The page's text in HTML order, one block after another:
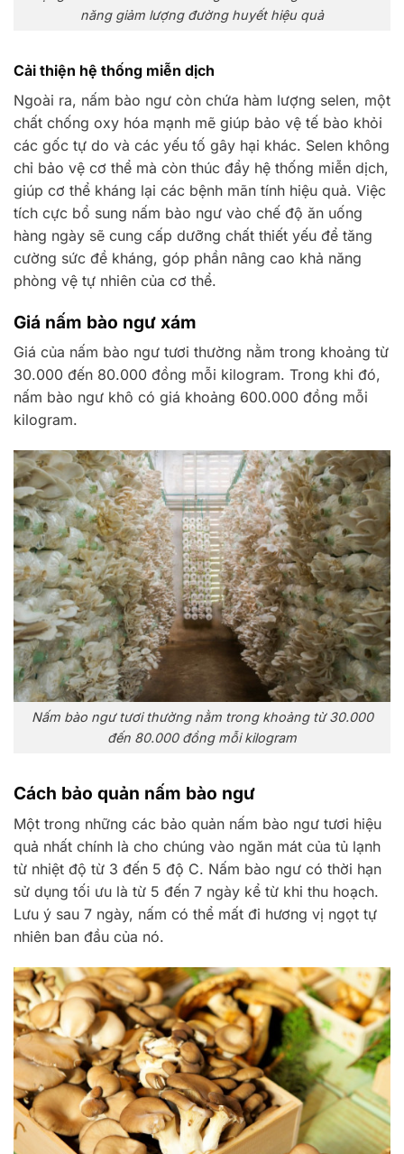
năng giảm lượng đường huyết hiệu quả
Cải thiện hệ thống miễn dịch
Ngoài ra, nấm bào ngư còn chứa hàm lượng selen, một
chất chống oxy hóa mạnh mẽ giúp bảo vệ tế bào khỏi
các gốc tự do và các yếu tố gây hại khác. Selen không
chỉ bảo vệ cơ thể mà còn thúc đẩy hệ thống miễn dịch,
giúp cơ thể kháng lại các bệnh mãn tính hiệu quả. Việc
tích cực bổ sung nấm bào ngư vào chế độ ăn uống
hàng ngày sẽ cung cấp dưỡng chất thiết yếu để tăng
cường sức đề kháng, góp phần nâng cao khả năng
phòng vệ tự nhiên của cơ thể.
Giá nấm bào ngư xám
Giá của nấm bào ngư tươi thường nằm trong khoảng từ
30.000 đến 80.000 đồng mỗi kilogram. Trong khi đó,
nấm bào ngư khô có giá khoảng 600.000 đồng mỗi
kilogram.
Nấm bào ngư tươi thường nằm trong khoảng từ 30.000
đến 80.000 đồng mỗi kilogram
Cách bảo quản nấm bào ngư
Một trong những các bảo quản nấm bào ngư tươi hiệu
quả nhất chính là cho chúng vào ngăn mát của tủ lạnh
từ nhiệt độ từ 3 đến 5 độ C. Nấm bào ngư có thời hạn
sử dụng tối ưu là từ 5 đến 7 ngày kể từ khi thu hoạch.
Lưu ý sau 7 ngày, nấm có thể mất đi hương vị ngọt tự
nhiên ban đầu của nó.